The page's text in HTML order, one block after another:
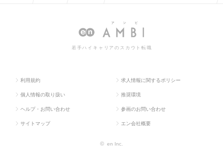
転職 人情報
若手ハイキャリアのスカウト転職
利用規約 求人情報に関するポリシー
個人情報の取り扱い 推奨環境
ヘルプ・お問い合わせ 参画のお問い合わせ
サイトマップ エン会社概要
© en Inc.